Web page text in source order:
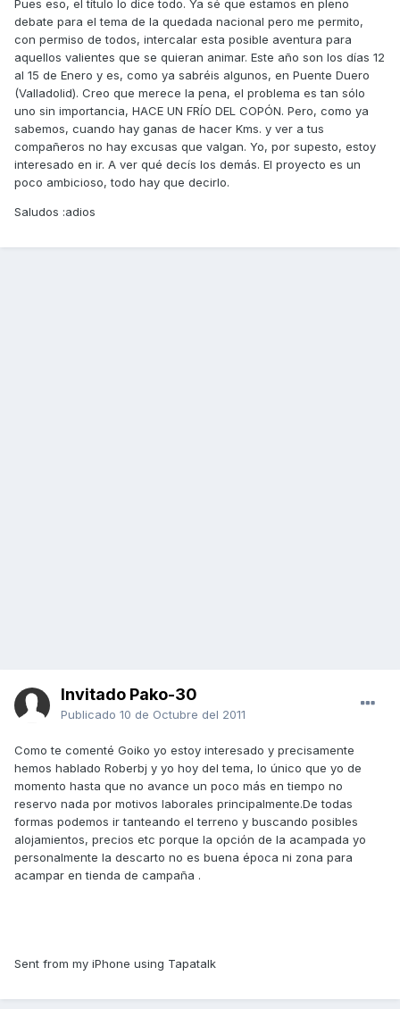
Pues eso, el título lo dice todo. Ya sé que estamos en pleno
debate para el tema de la quedada nacional pero me permito,
con permiso de todos, intercalar esta posible aventura para
aquellos valientes que se quieran animar. Este año son los días 12
al 15 de Enero y es, como ya sabréis algunos, en Puente Duero
(Valladolid). Creo que merece la pena, el problema es tan sólo
uno sin importancia, HACE UN FRÍO DEL COPÓN. Pero, como ya
sabemos, cuando hay ganas de hacer Kms. y ver a tus
compañeros no hay excusas que valgan. Yo, por supesto, estoy
interesado en ir. A ver qué decís los demás. El proyecto es un
poco ambicioso, todo hay que decirlo.
Saludos :adios
Invitado Pako-30
Publicado 10 de Octubre del 2011
Como te comenté Goiko yo estoy interesado y precisamente
hemos hablado Roberbj y yo hoy del tema, lo único que yo de
momento hasta que no avance un poco más en tiempo no
reservo nada por motivos laborales principalmente.De todas
formas podemos ir tanteando el terreno y buscando posibles
alojamientos, precios etc porque la opción de la acampada yo
personalmente la descarto no es buena época ni zona para
acampar en tienda de campaña .
Sent from my iPhone using Tapatalk